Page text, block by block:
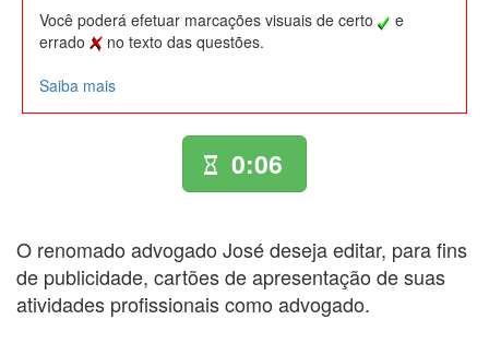
Você poderá efetuar marcações visuais de certo
e
errado
no texto das questões.
Saiba mais
0:07
O renomado advogado José deseja editar, para fins
de publicidade, cartões de apresentação de suas
atividades profissionais como advogado.